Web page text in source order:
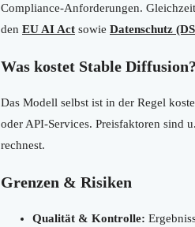
Compliance-Anforderungen.
den EU AI Act sowie Datenschutz
Was kostet Stable Diffusion?
Das Modell selbst ist in der Regel
oder API-Services. Preisfaktoren sind
rechnest.
Grenzen & Risiken
Qualität & Kontrolle: